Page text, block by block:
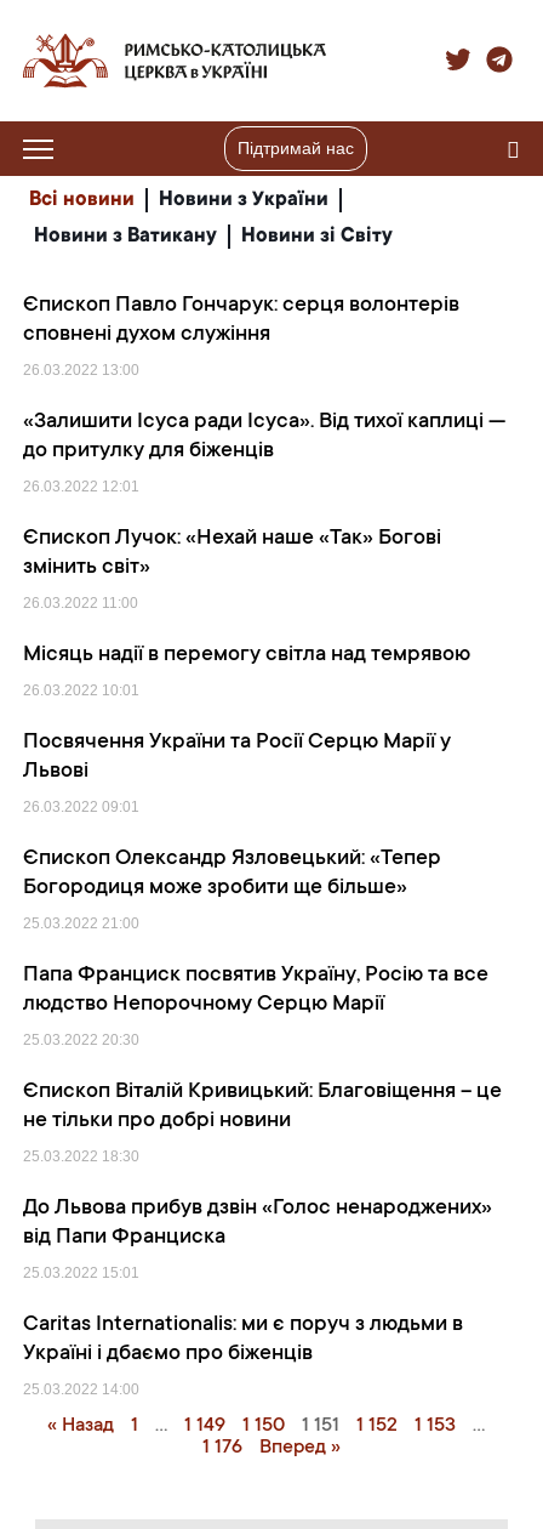
Підтримай нас
Всі новини
Новини з України
Новини з Ватикану
Новини зі Світу
Єпископ Павло Гончарук: серця волонтерів
сповнені духом служіння
26.03.2022 13:00
«Залишити Ісуса ради Ісуса». Від тихої каплиці —
до притулку для біженців
26.03.2022 12:01
Єпископ Лучок: «Нехай наше «Так» Богові
змінить світ»
26.03.2022 11:00
Місяць надії в перемогу світла над темрявою
26.03.2022 10:01
Посвячення України та Росії Серцю Марії у
Львові
26.03.202209:01
Єпископ Олександр Язловецький: «Тепер
Богородиця може зробити ще більше»
25.03.202221:00
Папа Франциск посвятив Україну, Росію та все
людство Непорочному Серцю Марії
25.03.202220:30
Єпископ Віталій Кривицький: Благовіщення – це
не тільки про добрі новини
25.03.2022 18:30
До Львова прибув дзвін «Голос ненароджених»
від Папи Франциска
25.03.2022 15:01
Caritas Internationalis: ми є поруч з людьми в
Україні і дбаємо про біженців
25.03.2022 14:00
« Назад 1 … 1 149 1 150 1 151 1 152 1 153
…
1 176
Вперед »